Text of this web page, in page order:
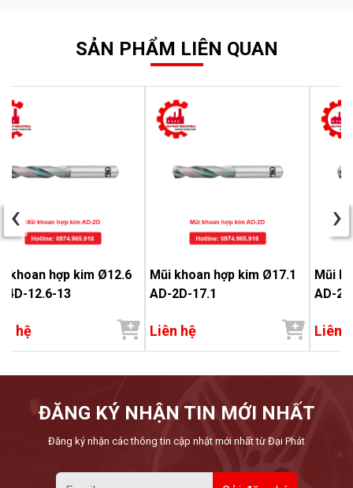
SẢN PHẨM LIÊN QUAN
khoan hợp kim Ø12.6
4D-12.6-13
hệ
Mũi khoan hợp kim Ø17.1
AD-2D-17.1
Liên hệ
Mũi
AD-
Liên
‹ ›
ĐĂNG KÝ NHẬN TIN MỚI NHẤT
Đăng ký nhận các thông tin cập nhật mới nhất từ Đại Phát